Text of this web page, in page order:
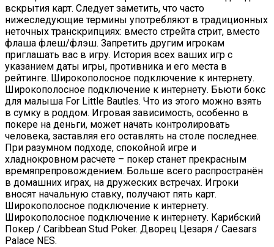
вскрытия карт. Следует заметить, что часто
нижеследующие термины употребляют в традиционных
неточных транскрипциях: вместо стрейта стрит, вместо
флаша флеш/флэш. Запретить другим игрокам
приглашать вас в игру. История всех ваших игр с
указанием даты игры, противника и его места в
рейтинге. Широкополосное подключение к интернету.
Широкополосное подключение к интернету. Бьюти бокс
для малыша For Little Bautles. Что из этого можно взять
в сумку в роддом. Игровая зависимость, особенно в
покере на деньги, может начать контролировать
человека, заставляя его оставлять на столе последнее.
При разумном подходе, спокойной игре и
хладнокровном расчете – покер станет прекрасным
времяпрепровождением. Больше всего распространён
в домашних играх, на дружеских встречах. Игроки
вносят начальную ставку, получают пять карт.
Широкополосное подключение к интернету.
Широкополосное подключение к интернету. Карибский
Покер / Caribbean Stud Poker. Дворец Цезаря / Caesars
Palace NES.